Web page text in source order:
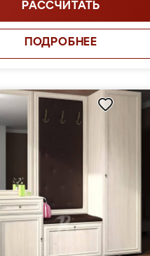
РАССЧИТАТЬ
ПОДРОБНЕЕ